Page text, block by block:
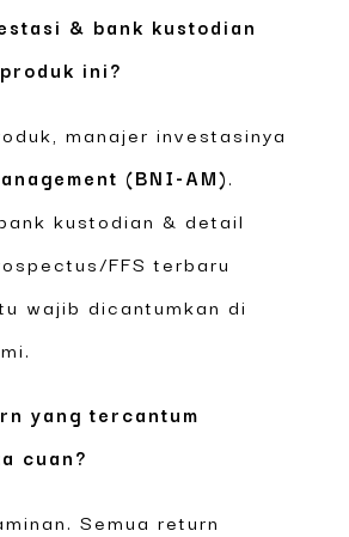
& bank kustodian
ini?
manajer investasinya
(BNI-AM).
kustodian & detail
FFS terbaru
wajib dicantumkan di
yang tercantum
cuan?
Semua return